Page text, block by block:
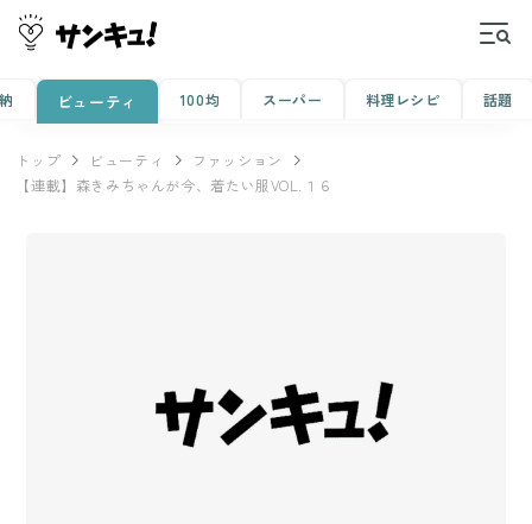
ビューティ 100均 スーパー 料理レシピ 話題
トップ ビューティ
ファッション
【連載】森きみちゃんが今、着たい服VOL.１６